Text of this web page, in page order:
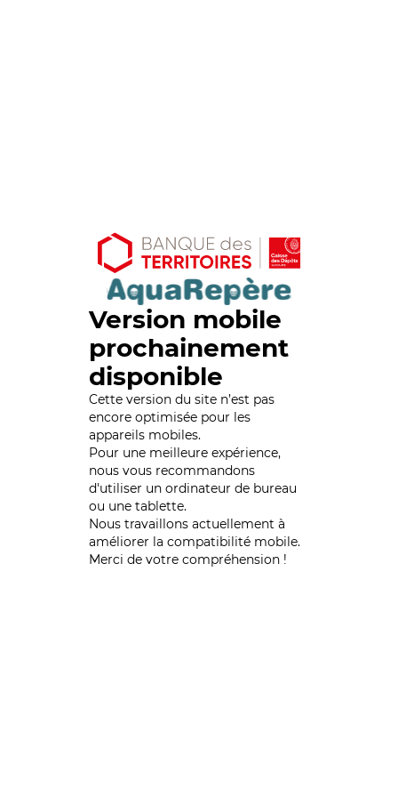
Version mobile
prochainement
disponible
Cette version du site n’est pas
encore optimisée pour les
appareils mobiles.
Pour une meilleure expérience,
nous vous recommandons
d'utiliser un ordinateur de bureau
ou une tablette.
Nous travaillons actuellement à
améliorer la compatibilité mobile.
Merci de votre compréhension !